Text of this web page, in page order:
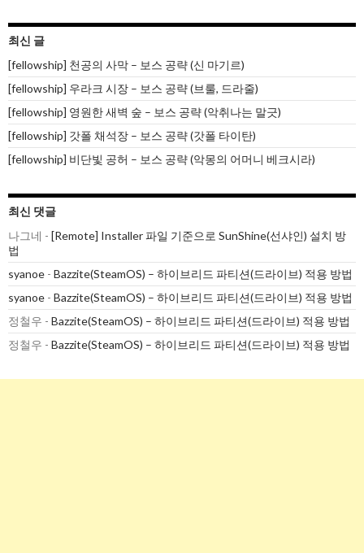
최신 글
[fellowship] 천공의 사막 – 보스 공략 (신 마기르)
[fellowship] 우라크 시장 – 보스 공략 (브룰, 드라줄)
[fellowship] 영원한 새벽 숲 – 보스 공략 (악취나는 말긋)
[fellowship] 갓폴 채석장 – 보스 공략 (갓폴 타이탄)
[fellowship] 비단빛 공허 – 보스 공략 (악몽의 어머니 베크시라)
최신 댓글
나그네 - [Remote] Installer 파일 기준으로 SunShine(선샤인) 설치 방
법
syanoe - Bazzite(SteamOS) – 하이브리드 파티션(드라이브) 적용 방법
syanoe - Bazzite(SteamOS) – 하이브리드 파티션(드라이브) 적용 방법
정철우 - Bazzite(SteamOS) – 하이브리드 파티션(드라이브) 적용 방법
정철우 - Bazzite(SteamOS) – 하이브리드 파티션(드라이브) 적용 방법